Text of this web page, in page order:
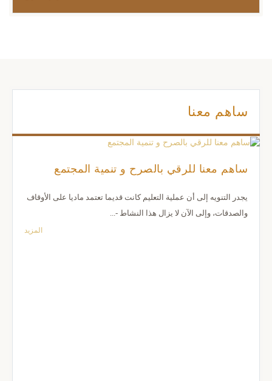
ساهم معنا
ساهم معنا للرقي بالصرح و تنمية المجتمع
يجدر التنويه إلى أن عملية التعليم كانت قديما تعتمد ماديا على الأوقاف
والصدقات، وإلى الآن لا يزال هذا النشاط -...
المزيد